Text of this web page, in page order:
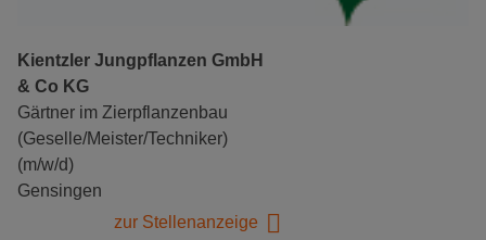
Kientzler Jungpflanzen GmbH
& Co KG
Gärtner im Zierpflanzenbau
(Geselle/Meister/Techniker)
(m/w/d)
Gensingen
zur Stellenanzeige